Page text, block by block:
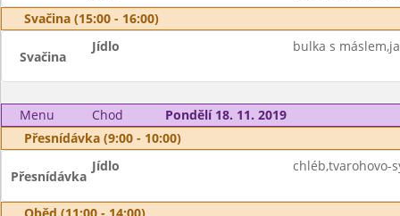
Svačina (15:00 - 16:00)
Svačina
Jídlo bulka s
Menu Chod
Pondělí 18. 11. 2019
Přesnídávka (9:00 - 10:00)
Přesnídávka
Jídlo chléb,tvarohovo-